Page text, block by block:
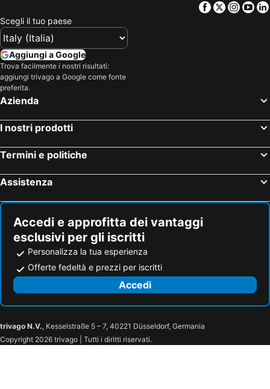
Facebook
Twitter
Scegli il tuo paese
Aggiungi a Google
Trova facilmente i nostri risultati:
aggiungi trivago a Google come fonte
preferita.
Azienda
I nostri prodotti
Termini e politiche
Assistenza
Accedi e approfitta dei vantaggi
esclusivi per gli iscritti
Personalizza la tua esperienza
Offerte fedeltà e prezzi per iscritti
Accedi
trivago N.V., Kesselstraße 5 – 7, 40221 Düsseldorf, Germania
Copyright 2026 trivago | Tutti i diritti riservati.